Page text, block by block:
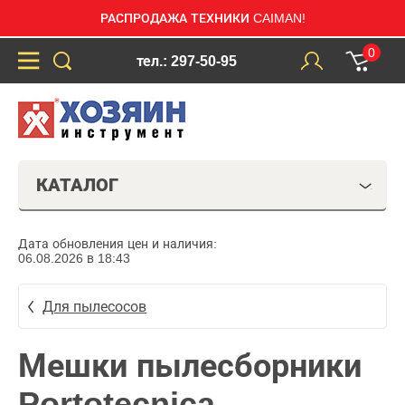
РАСПРОДАЖА ТЕХНИКИ CAIMAN!
тел.: 297-50-95
0
КАТАЛОГ
Дата обновления цен и наличия:
06.08.2026 в 18:43
Для пылесосов
Мешки пылесборники